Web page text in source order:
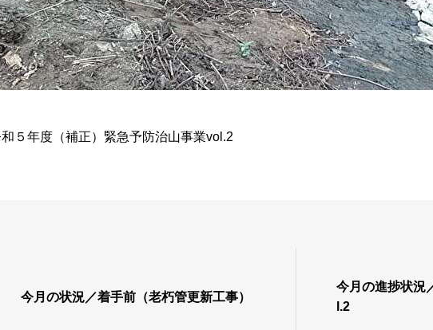
５年度（補正）緊急予防治山事業vol.2
今月の状況／着手前（老朽管更新工事）
今月の進捗状況
l.2